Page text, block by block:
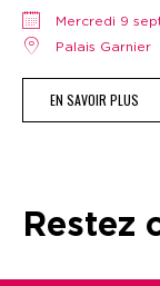
mercredi 9
Palais Garnier
EN SAVOIR PLUS
Restez